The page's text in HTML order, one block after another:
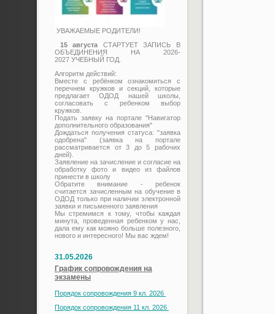
УВАЖАЕМЫЕ РОДИТЕЛИ!
15 августа СТАРТУЕТ ЗАПИСЬ В
ОБЪЕДИНЕНИЯ НА 2026-
2027 УЧЕБНЫЙ ГОД.
Алгоритм действий:
Вместе с ребёнком ознакомиться с
перечнем кружков и секций, которые
предлагает ОДОД нашей школы,
согласовать с ребенком выбор
кружков.
Подать заявку на портале "Навигатор
дополнительного образования"
Дождаться получения статуса: "заявка
одобрена" (заявка на портале
рассматривается от 3 до 5 рабочих
дней).
Заявление на зачисление и согласие на
обработку фото и видео из файлов
принести в школу
Обратите внимание - ребенок
считается зачисленным на обучение в
ОДОД только при наличии электронной
заявки и письменного заявления
Мы стремимся к тому, чтобы каждая
минута, проведенная ребенком у нас,
дала ему как можно больше полезного,
нового и интересного! Мы вас ждем!
31.05.2026
График сопровождения на
экзамены
Порядок сопровождения 9 кл. 2026
Порядок сопровождения 11 кл. 2026